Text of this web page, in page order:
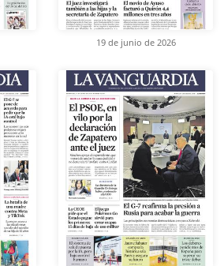
19 de junio de 2026